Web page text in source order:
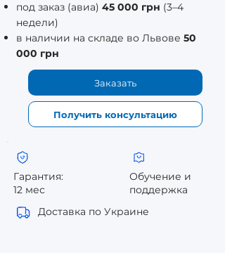
под заказ (авиа) 45 000 грн (3–4
недели)
в наличии на складе во Львове 50
000 грн
Заказать
Получить консультацию
Гарантия:
12 мес
Обучение и
поддержка
Доставка по Украине